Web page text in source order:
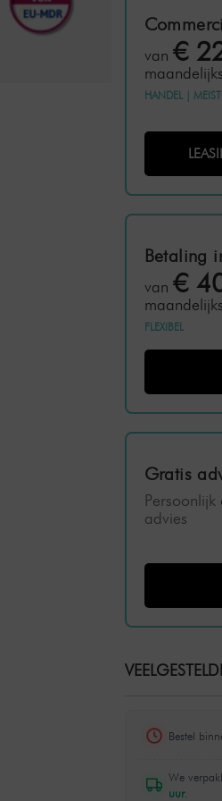
van €
maandelijks
HANDEL
Betaling
van €
maandelijks
FLEXIBEL
Gratis
Persoonlijk
advies
Bestel
We
uur.